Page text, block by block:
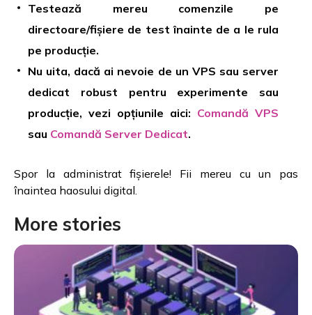
Testează mereu comenzile pe
directoare/fișiere de test înainte de a le rula
pe producție.
Nu uita, dacă ai nevoie de un VPS sau server
dedicat robust pentru experimente sau
producție, vezi opțiunile aici: Comandă VPS
sau Comandă Server Dedicat.
Spor la administrat fișierele! Fii mereu cu un pas
înaintea haosului digital.
More stories